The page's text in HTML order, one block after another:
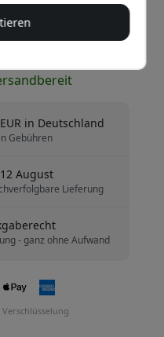
in Deutschland
Gebühren
August
Lieferung
- ganz ohne Aufwand